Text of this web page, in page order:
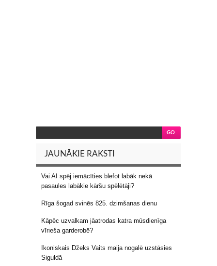
JAUNĀKIE RAKSTI
Vai AI spēj iemācīties blefot labāk nekā
pasaules labākie kāršu spēlētāji?
Rīga šogad svinēs 825. dzimšanas dienu
Kāpēc uzvalkam jāatrodas katra mūsdienīga
vīrieša garderobē?
Ikoniskais Džeks Vaits maija nogalē uzstāsies
Siguldā